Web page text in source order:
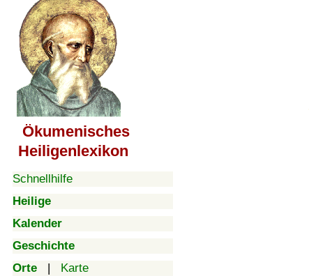
Ökumenisches
Heiligenlexikon
Schnellhilfe
Heilige
Kalender
Geschichte
Orte | Karte